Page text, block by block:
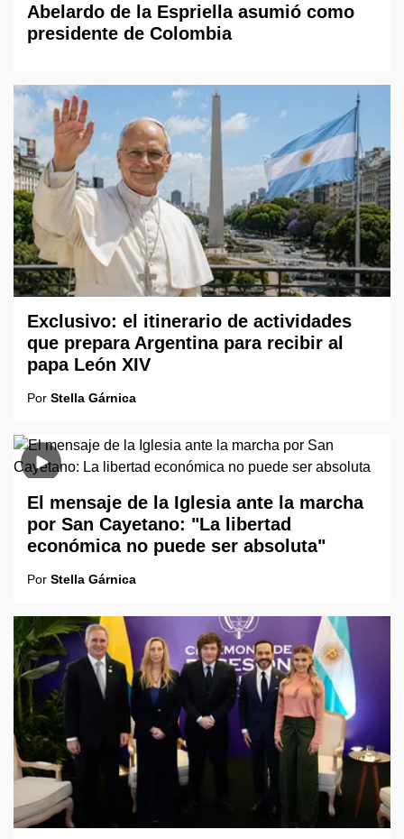
Abelardo de la Espriella asumió como
presidente de Colombia
Exclusivo: el itinerario de actividades
que prepara Argentina para recibir al
papa León XIV
Por Stella Gárnica
El mensaje de la Iglesia ante la marcha
por San Cayetano: "La libertad
económica no puede ser absoluta"
Por Stella Gárnica